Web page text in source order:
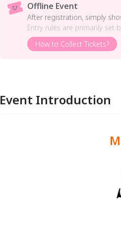
Offline Event
After registration, simply
Entry rules are primarily set
How to Collect Tickets?
Event Introduction